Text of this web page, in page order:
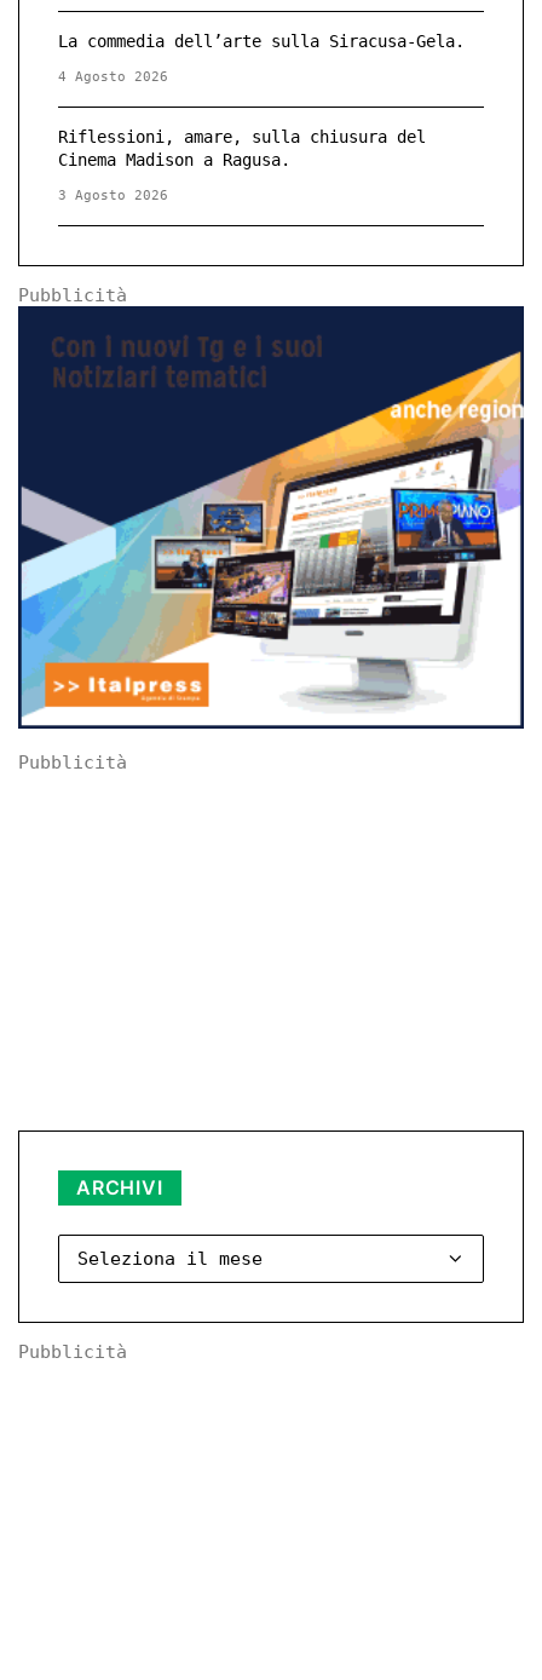
La commedia dell’arte sulla Siracusa-Gela.
4 Agosto 2026
Riflessioni, amare, sulla chiusura del
Cinema Madison a Ragusa.
3 Agosto 2026
Pubblicità
Pubblicità
ARCHIVI
Pubblicità